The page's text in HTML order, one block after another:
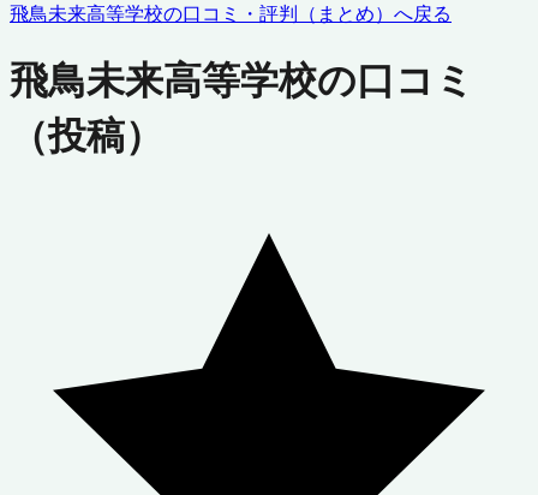
飛鳥未来高等学校の口コミ・評判（まとめ）へ戻る
飛鳥未来高等学校の口コミ
（投稿）